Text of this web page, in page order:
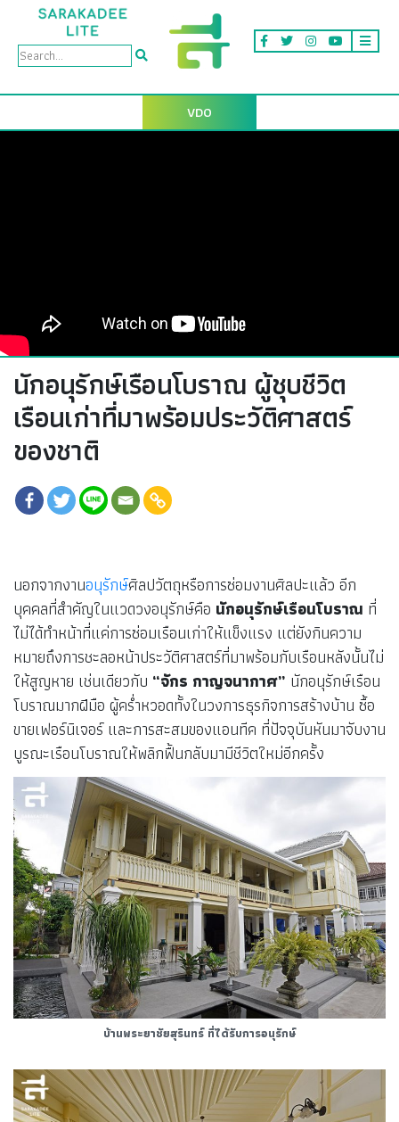
VDO
นักอนุรักษ์เรือนโบราณ ผู้ชุบชีวิต
เรือนเก่าที่มาพร้อมประวัติศาสตร์
ของชาติ
นอกจากงานอนุรักษ์ศิลปวัตถุหรือการซ่อมงานศิลปะแล้ว อีก
บุคคลที่สำคัญในแวดวงอนุรักษ์คือ นักอนุรักษ์เรือนโบราณ ที่
ไม่ได้ทำหน้าที่แค่การซ่อมเรือนเก่าให้แข็งแรง แต่ยังกินความ
หมายถึงการชะลอหน้าประวัติศาสตร์ที่มาพร้อมกับเรือนหลังนั้นไม่
ให้สูญหาย เช่นเดียวกับ “จักร กาญจนากาศ” นักอนุรักษ์เรือน
โบราณมากฝีมือ ผู้คร่ำหวอดทั้งในวงการธุรกิจการสร้างบ้าน ซื้อ
ขายเฟอร์นิเจอร์ และการสะสมของแอนทีค ที่ปัจจุบันหันมาจับงาน
บูรณะเรือนโบราณให้พลิกฟื้นกลับมามีชีวิตใหม่อีกครั้ง
บ้านพระยาชัยสุรินทร์ ที่ได้รับการอนุรักษ์